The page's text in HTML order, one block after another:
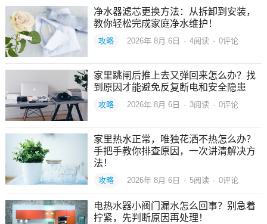
净水器滤芯更换方法：从拆卸到安装，
教你轻松完成家庭净水维护！
攻略 2026年 8月 6日 · 4阅读 · 0评论
家里跳闸后推上去又弹回来怎么办？找
到原因才能避免反复断电和安全隐患
攻略 2026年 8月 6日 · 3阅读 · 0评论
家里热水正常，唯独花洒不热怎么办？
手把手教你排查原因，一次讲清解决方
法！
攻略 2026年 8月 6日 · 5阅读 · 0评论
电热水器小阀门漏水怎么回事？别急着
拧紧，先判断原因再处理！